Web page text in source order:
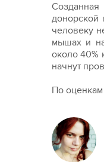
Созданная
донорской
человеку
мышах и
около 40%
начнут
По